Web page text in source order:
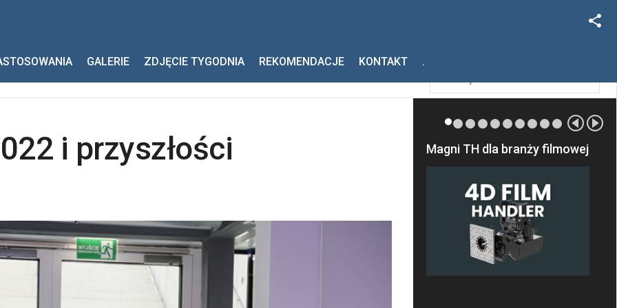
GALERIE ZDJĘCIE TYGODNIA REKOMENDACJE KONTAKT .
i przyszłości Magni TH dla branży filmowej